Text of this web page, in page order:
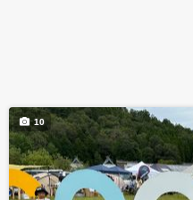
10